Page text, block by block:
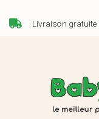
Livraison gratuite